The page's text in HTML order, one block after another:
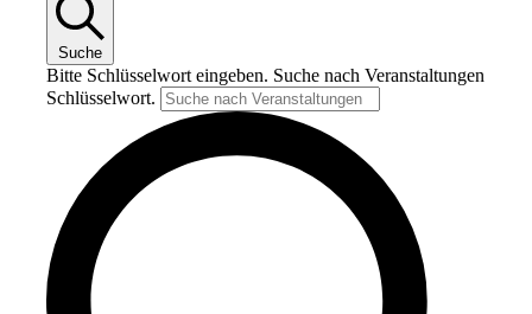
Suche
Bitte Schlüsselwort eingeben. Suche nach Veranstaltungen
Schlüsselwort.